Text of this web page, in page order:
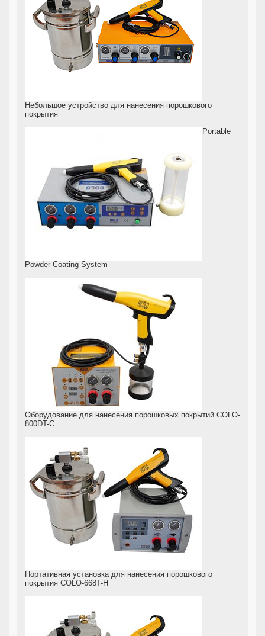
Небольшое устройство для нанесения порошкового
покрытия
Portable
Powder Coating System
Оборудование для нанесения порошковых покрытий COLO-
800DT-C
Портативная установка для нанесения порошкового
покрытия COLO-668T-H